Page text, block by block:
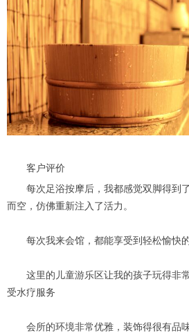
客户评价
每次足浴按摩后，我都感觉双脚得到了
而空，仿佛重新注入了活力。
每次我来会馆，都能享受到轻松愉快的
这里的儿童游乐区让我的孩子玩得非
受水疗服务
会所的环境非常优雅，装饰得很有品